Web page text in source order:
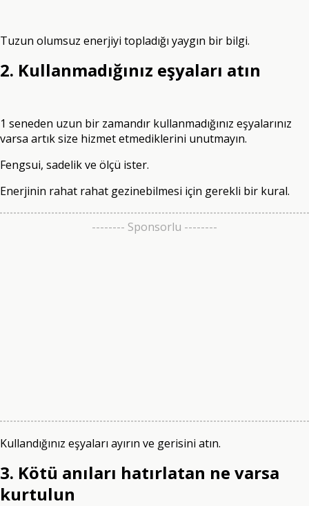
Tuzun olumsuz enerjiyi topladığı yaygın bir bilgi.
2. Kullanmadığınız eşyaları atın
1 seneden uzun bir zamandır kullanmadığınız eşyalarınız
varsa artık size hizmet etmediklerini unutmayın.
Fengsui, sadelik ve ölçü ister.
Enerjinin rahat rahat gezinebilmesi için gerekli bir kural.
-------- Sponsorlu --------
Kullandığınız eşyaları ayırın ve gerisini atın.
3. Kötü anıları hatırlatan ne varsa
kurtulun